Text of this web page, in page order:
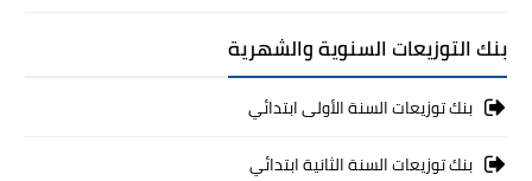
بنك التوزيعات السنوية والشهرية
بنك توزيعات السنة الأولى ابتدائي
بنك توزيعات السنة الثانية ابتدائي